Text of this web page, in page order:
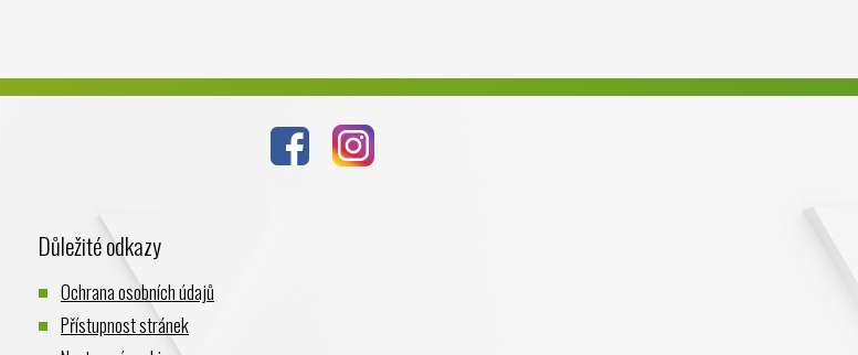
Prosinec 2023
Důležité odkazy
Ochrana osobních údajů
Přístupnost stránek